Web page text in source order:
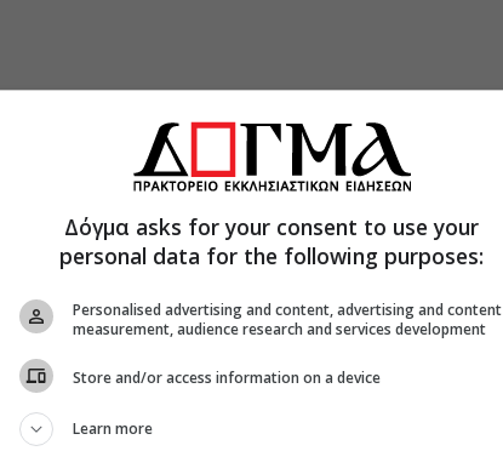
την συμπαράσταση του ελληνικού λαού και
και όλοι οι Έλληνες συνέβαλλαν ώστε να
λαό της Συρίας. “Θα ήθελα να εκφράσω τον
της Ελλάδος στα θλιβερά γεγονότα και να
προκοπή στο έργο σας, πρόοδο στην κάθε
δικές μας τις σχέσεις και τις σχέσεις του
δήλωσε ο Μακαριώτατος.
ο Πατριάρχης Αντιοχείας τον
καθώς και για τις προσπάθειες να φτάσει η
που επλήγησαν από τον σεισμό, ενώ
Δόγμα asks for your consent to use your
personal data for the following purposes:
Personalised advertising and content, advertising and content
measurement, audience research and services development
Store and/or access information on a device
Learn more